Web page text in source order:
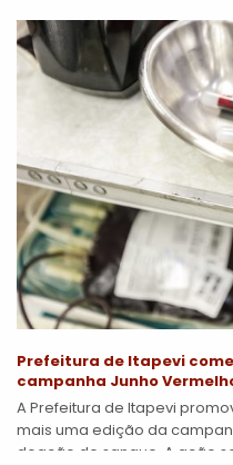
Prefeitura de Itapevi
campanha Junho
A Prefeitura de Itapevi
mais uma edição da
doação de sangue. A ação